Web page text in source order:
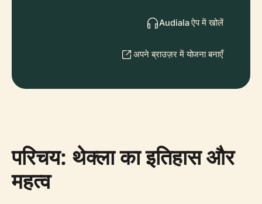
Audiala ऐप में खोलें
अपने ब्राउज़र में योजना बनाएँ
परिचय: थेक्ला का इतिहास और
महत्व